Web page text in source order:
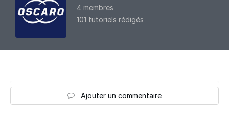
4 membres
101 tutoriels rédigés
Ajouter un commentaire